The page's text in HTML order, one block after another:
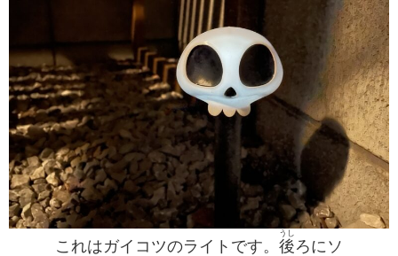
これはガイコツのライトです。後
うし
ろにソ